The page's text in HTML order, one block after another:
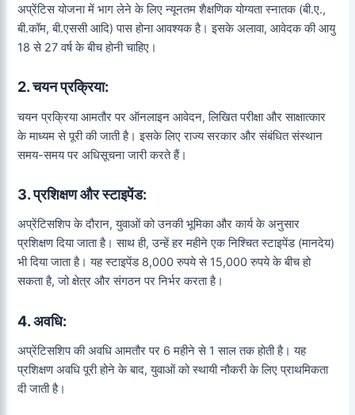
अप्रेंटिस योजना में भाग लेने के लिए न्यूनतम शैक्षणिक योग्यता स्नातक (बी.ए.,
बी.कॉम, बी.एससी आदि) पास होना आवश्यक है। इसके अलावा, आवेदक की आयु
18 से 27 वर्ष के बीच होनी चाहिए।
2. चयन प्रक्रिया:
चयन प्रक्रिया आमतौर पर ऑनलाइन आवेदन, लिखित परीक्षा और साक्षात्कार
के माध्यम से पूरी की जाती है। इसके लिए राज्य सरकार और संबंधित संस्थान
समय-समय पर अधिसूचना जारी करते हैं।
3. प्रशिक्षण और स्टाइपेंड:
अप्रेंटिसशिप के दौरान, युवाओं को उनकी भूमिका और कार्य के अनुसार
प्रशिक्षण दिया जाता है। साथ ही, उन्हें हर महीने एक निश्चित स्टाइपेंड (मानदेय)
भी दिया जाता है। यह स्टाइपेंड 8,000 रुपये से 15,000 रुपये के बीच हो
सकता है, जो क्षेत्र और संगठन पर निर्भर करता है।
4. अवधि:
अप्रेंटिसशिप की अवधि आमतौर पर 6 महीने से 1 साल तक होती है। यह
प्रशिक्षण अवधि पूरी होने के बाद, युवाओं को स्थायी नौकरी के लिए प्राथमिकता
दी जाती है।